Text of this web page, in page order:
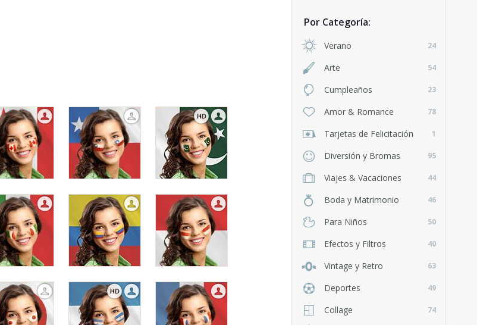
Por Categoría:
Verano 24
Arte 54
Cumpleaños 23
Amor & Romance 78
Tarjetas de Felicitación 1
Diversión y Bromas 95
Viajes & Vacaciones 44
Boda y Matrimonio 46
Para Niños 50
Efectos y Filtros 40
Vintage y Retro 63
Deportes 49
Collage 74